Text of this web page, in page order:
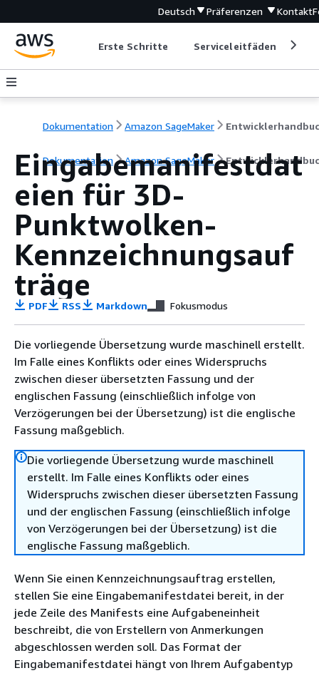
Deutsch Präferenzen Kontakt
Erste Schritte Serviceleitfäden
Dokumentation Amazon SageMaker
Dokumentation Amazon SageMaker
Eingabemanifestdat
eien für 3D-
Punktwolken-
Kennzeichnungsauf
träge
PDF RSS Markdown Fokusmodus
Die vorliegende Übersetzung wurde maschinell erstellt.
Im Falle eines Konflikts oder eines Widerspruchs
zwischen dieser übersetzten Fassung und der
englischen Fassung (einschließlich infolge von
Verzögerungen bei der Übersetzung) ist die englische
Fassung maßgeblich.
Die vorliegende Übersetzung wurde maschinell
erstellt. Im Falle eines Konflikts oder eines
Widerspruchs zwischen dieser übersetzten Fassung
und der englischen Fassung (einschließlich infolge
von Verzögerungen bei der Übersetzung) ist die
englische Fassung maßgeblich.
Wenn Sie einen Kennzeichnungsauftrag erstellen,
stellen Sie eine Eingabemanifestdatei bereit, in der
jede Zeile des Manifests eine Aufgabeneinheit
beschreibt, die von Erstellern von Anmerkungen
abgeschlossen werden soll. Das Format der
Eingabemanifestdatei hängt von Ihrem Aufgabentyp